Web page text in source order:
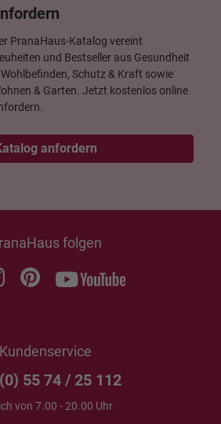
PranaHaus-Katalog vereint
und Bestseller aus Gesundheit
Wohlbefinden, Schutz & Kraft sowie
& Garten. Jetzt kostenlos online
anfordern
folgen
Kundenservice
55 74 / 25 112
von 7.00 - 20.00 Uhr